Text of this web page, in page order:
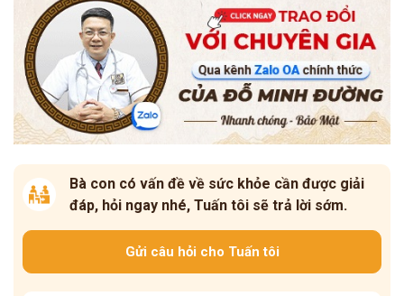
Bà con có vấn đề về sức khỏe cần được giải
đáp, hỏi ngay nhé, Tuấn tôi sẽ trả lời sớm.
Gửi câu hỏi cho Tuấn tôi